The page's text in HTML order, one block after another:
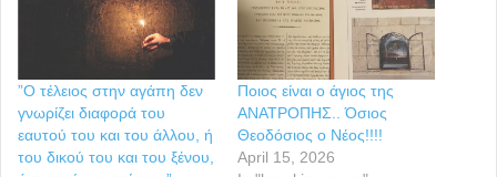
”Ο τέλειος στην αγάπη δεν
γνωρίζει διαφορά του
εαυτού του και του άλλου, ή
του δικού του και του ξένου,
Ποιος είναι ο άγιος της
ΑΝΑΤΡΟΠΗΣ.. Όσιος
Θεοδόσιος ο Νέος!!!!
April 15, 2026